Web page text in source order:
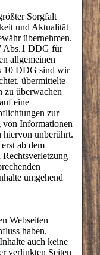
Sorgfalt
und Aktualität
übernehmen.
Abs.1 DDG für
allgemeinen
10 DDG sind wir
übermittelte
zu überwachen
eine
zur
von Informationen
hiervon unberührt.
ab dem
umgehend
Webseiten
haben.
auch keine
verlinkten Seiten